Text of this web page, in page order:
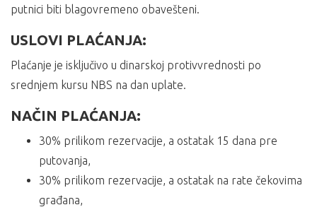
putnici biti blagovremeno obavešteni.
USLOVI PLAĆANJA:
Plaćanje je isključivo u dinarskoj protivvrednosti po
srednjem kursu NBS na dan uplate.
NAČIN PLAĆANJA:
30% prilikom rezervacije, a ostatak 15 dana pre
putovanja,
30% prilikom rezervacije, a ostatak na rate čekovima
građana,